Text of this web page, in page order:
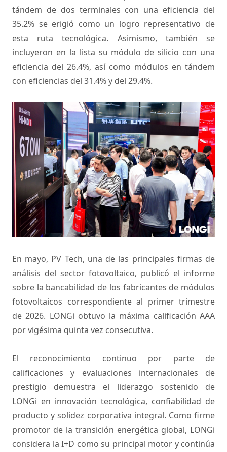
tándem de dos terminales con una eficiencia del
35.2% se erigió como un logro representativo de
esta ruta tecnológica. Asimismo, también se
incluyeron en la lista su módulo de silicio con una
eficiencia del 26.4%, así como módulos en tándem
con eficiencias del 31.4% y del 29.4%.
En mayo, PV Tech, una de las principales firmas de
análisis del sector fotovoltaico, publicó el informe
sobre la bancabilidad de los fabricantes de módulos
fotovoltaicos correspondiente al primer trimestre
de 2026. LONGi obtuvo la máxima calificación AAA
por vigésima quinta vez consecutiva.
El reconocimiento continuo por parte de
calificaciones y evaluaciones internacionales de
prestigio demuestra el liderazgo sostenido de
LONGi en innovación tecnológica, confiabilidad de
producto y solidez corporativa integral. Como firme
promotor de la transición energética global, LONGi
considera la I+D como su principal motor y continúa